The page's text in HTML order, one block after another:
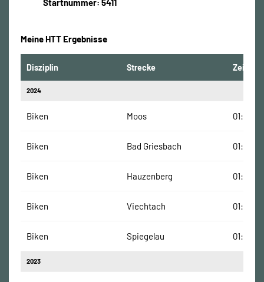
Startnummer: 5411
Meine HTT Ergebnisse
Disziplin Strecke Zeit
2024
Biken Moos
Biken Bad Griesbach
Biken Hauzenberg
Biken Viechtach
Biken Spiegelau
2023